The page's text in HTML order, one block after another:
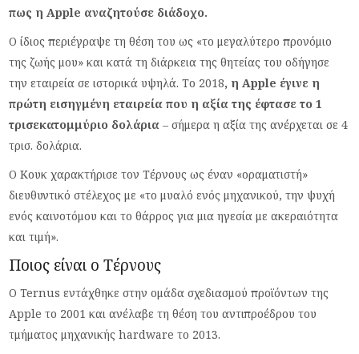
πως η Apple αναζητούσε διάδοχο.
Ο ίδιος περιέγραψε τη θέση του ως «το μεγαλύτερο προνόμιο
της ζωής μου» και κατά τη διάρκεια της θητείας του οδήγησε
την εταιρεία σε ιστορικά υψηλά. Το 2018, η Apple έγινε η
πρώτη εισηγμένη εταιρεία που η αξία της έφτασε το 1
τρισεκατομμύριο δολάρια – σήμερα η αξία της ανέρχεται σε 4
τρισ. δολάρια.
Ο Κουκ χαρακτήρισε τον Τέρνους ως έναν «οραματιστή»
διευθυντικό στέλεχος με «το μυαλό ενός μηχανικού, την ψυχή
ενός καινοτόμου και το θάρρος για μια ηγεσία με ακεραιότητα
και τιμή».
Ποιος είναι ο Τέρνους
Ο Ternus εντάχθηκε στην ομάδα σχεδιασμού προϊόντων της
Apple το 2001 και ανέλαβε τη θέση του αντιπροέδρου του
τμήματος μηχανικής hardware το 2013.